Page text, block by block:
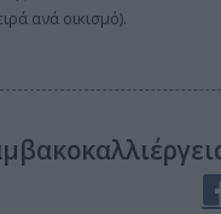
ανά οικισμό).